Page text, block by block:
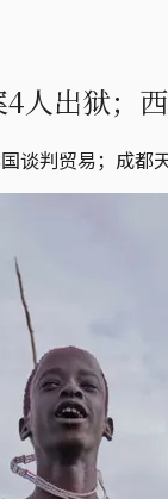
人出狱；
判贸易；成都